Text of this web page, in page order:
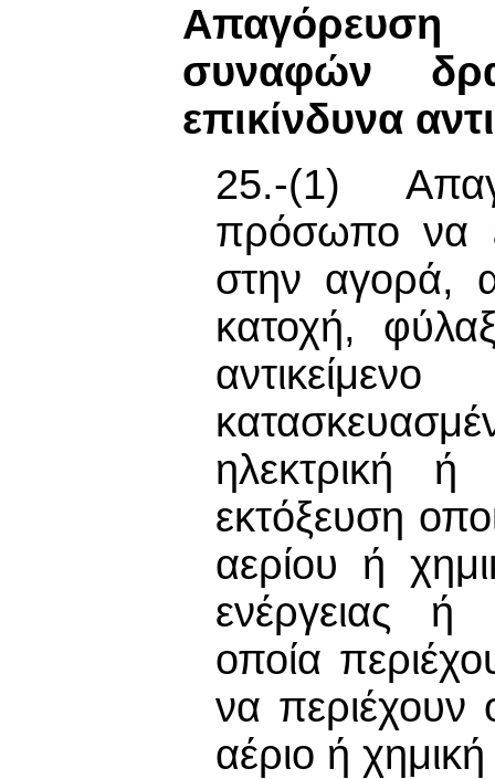
Απαγόρευση
συναφών
επικίνδυνα
25.-(1)
πρόσωπο να
στην αγορά,
κατοχή,
ηλεκτρική
εκτόξευση
αερίου ή
ενέργειας ή
οποία
να περιέχουν
αέριο ή